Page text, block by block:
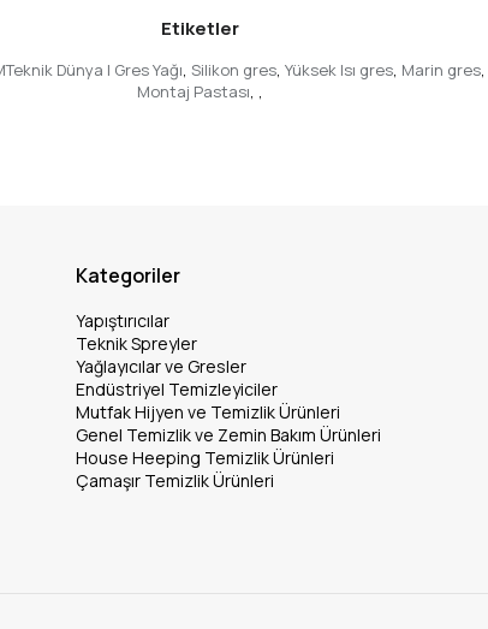
Etiketler
Dünya | Gres Yağı, Silikon gres, Yüksek Isı gres, Marin gres,
Montaj Pastası, ,
Kategoriler
Yapıştırıcılar
Teknik Spreyler
Yağlayıcılar ve Gresler
Endüstriyel Temizleyiciler
Mutfak Hijyen ve Temizlik Ürünleri
Genel Temizlik ve Zemin Bakım Ürünleri
House Heeping Temizlik Ürünleri
Çamaşır Temizlik Ürünleri